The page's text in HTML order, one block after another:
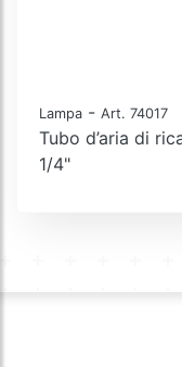
Lampa - Art. 74017
Tubo d’aria di
1/4"